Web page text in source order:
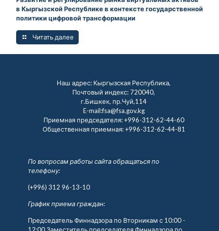
в Кыргызской Республике в контексте государственной
политики цифровой трансформации
Читать далее
Наш адрес: Кыргызская Республика,
Почтовый индекс: 720040,
г.Бишкек, пр.Чуй,114
E-mail:fsa@fsa.gov.kg
Приемная председателя:+996-312-62-44-60
Общественная приемная:+996-312-62-44-81
По вопросам работы сайта обращаться по
телефону:
(+996) 312 96-13-10
График приема граждан:
Председатель Финнадзора по Вторникам с 10:00 -